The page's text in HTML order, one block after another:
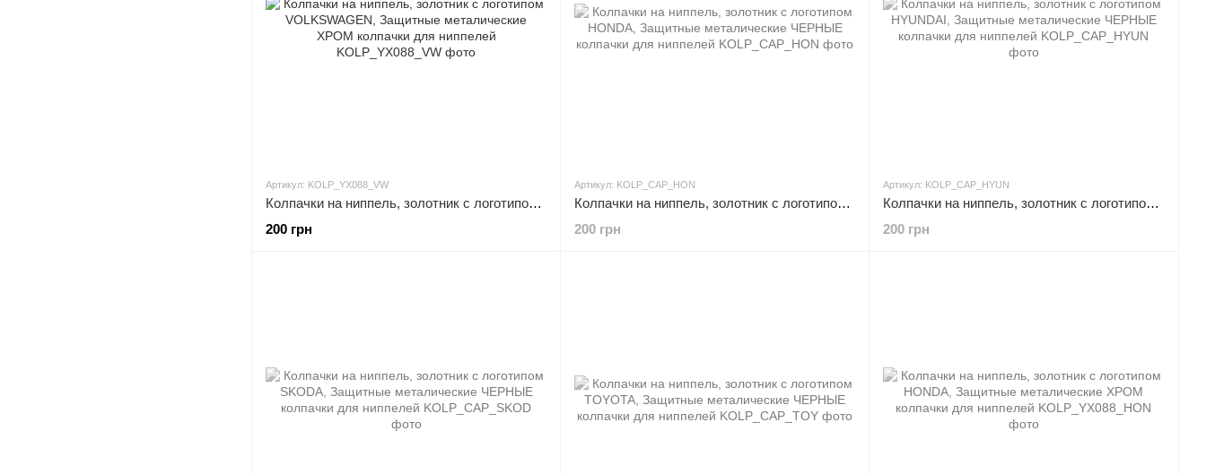
Артикул: KOLP_YX088_VW
Колпачки на ниппель, золотник с логотипом VOLKSWAGEN, Защитные металические ХРОМ колпачки для ниппелей
200 грн
Артикул: KOLP_CAP_HON
Колпачки на ниппель, золотник с логотипом HONDA, Защитные металические ЧЕРНЫЕ колпачки для ниппелей
200 грн
Артикул: KOLP_CAP_HYUN
Колпачки на ниппель, золотник с логотипом HYUNDAI, Защитные металические ЧЕРНЫЕ колпачки для ниппелей
200 грн